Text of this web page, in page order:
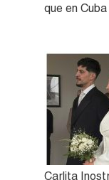
que en
Carlita